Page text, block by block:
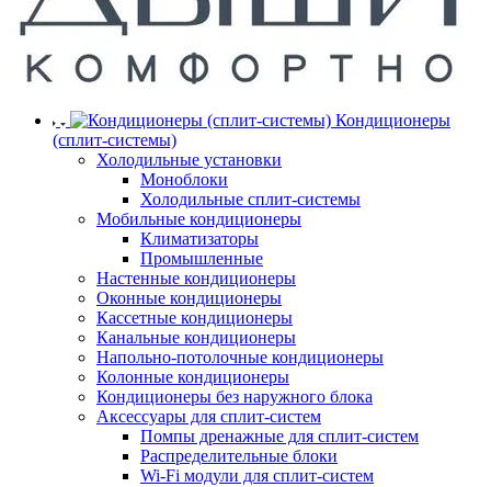
Кондиционеры
(сплит-системы)
Холодильные установки
Моноблоки
Холодильные сплит-системы
Мобильные кондиционеры
Климатизаторы
Промышленные
Настенные кондиционеры
Оконные кондиционеры
Кассетные кондиционеры
Канальные кондиционеры
Напольно-потолочные кондиционеры
Колонные кондиционеры
Кондиционеры без наружного блока
Аксессуары для сплит-систем
Помпы дренажные для сплит-систем
Распределительные блоки
Wi-Fi модули для сплит-систем